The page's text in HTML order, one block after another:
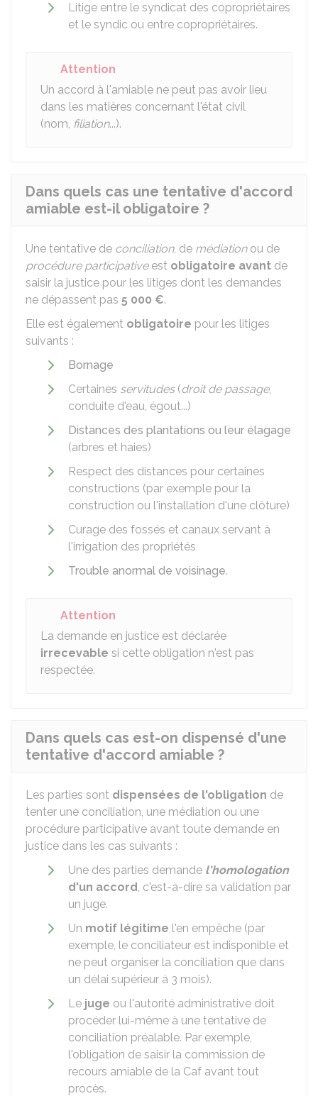
Litige entre le syndicat des copropriétaires
et le syndic ou entre copropriétaires.
Attention
Un accord à l'amiable ne peut pas avoir lieu
dans les matières concernant l'état civil
(nom, filiation...).
Dans quels cas une tentative d'accord
amiable est-il obligatoire ?
Une tentative de conciliation, de médiationou de
procédure participativeest obligatoire avant de
saisir la justice pour les litiges dont les demandes
ne dépassent pas 5 000 €.
Elle est également obligatoire pour les litiges
suivants :
Bornage
Certaines servitudes(droit de passage,
conduite d'eau, égout...)
Distances des plantations ou leur élagage
(arbres et haies)
Respect des distances pour certaines
constructions (par exemple pour la
construction ou l'installation d'une clôture)
Curage des fossés et canaux servant à
l'irrigation des propriétés
Trouble anormal de voisinage.
Attention
La demande en justice est déclarée
irrecevable si cette obligation n'est pas
respectée.
Dans quels cas est-on dispensé d'une
tentative d'accord amiable ?
Les parties sont dispensées de l'obligation de
tenter une conciliation, une médiation ou une
procédure participative avant toute demande en
justice dans les cas suivants :
Une des parties demande l'homologation
d'un accord, c'est-à-dire sa validation par
un juge.
Un motif légitime l'en empêche (par
exemple, le conciliateur est indisponible et
ne peut organiser la conciliation que dans
un délai supérieur à 3 mois).
Le juge ou l'autorité administrative doit
procéder lui-même à une tentative de
conciliation préalable. Par exemple,
l'obligation de saisir la commission de
recours amiable de la Caf avant tout
procès.